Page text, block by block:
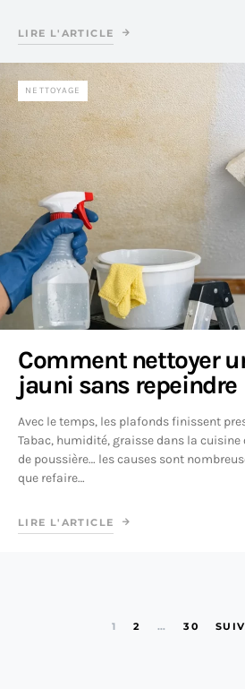
LIRE L'ARTICLE
NETTOYAGE
Comment nettoyer
jauni sans repeindre
Avec le temps, les plafonds finissent
Tabac, humidité, graisse dans la
de poussière… les causes sont
que refaire…
LIRE L'ARTICLE
1 2 … 30